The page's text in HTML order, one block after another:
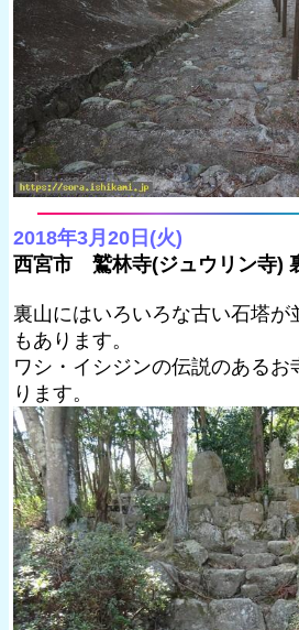
2018年3月20日(火)
西宮市 鷲林寺(ジュウリン寺)
裏山にはいろいろな古い石塔が
もあります。
ワシ・イシジンの伝説のあるお
ります。